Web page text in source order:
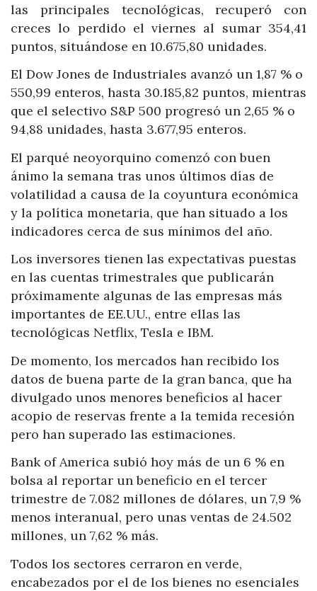
las principales tecnológicas, recuperó con
creces lo perdido el viernes al sumar 354,41
puntos, situándose en 10.675,80 unidades.
El Dow Jones de Industriales avanzó un 1,87 % o
550,99 enteros, hasta 30.185,82 puntos, mientras
que el selectivo S&P 500 progresó un 2,65 % o
94,88 unidades, hasta 3.677,95 enteros.
El parqué neoyorquino comenzó con buen
ánimo la semana tras unos últimos días de
volatilidad a causa de la coyuntura económica
y la política monetaria, que han situado a los
indicadores cerca de sus mínimos del año.
Los inversores tienen las expectativas puestas
en las cuentas trimestrales que publicarán
próximamente algunas de las empresas más
importantes de EE.UU., entre ellas las
tecnológicas Netflix, Tesla e IBM.
De momento, los mercados han recibido los
datos de buena parte de la gran banca, que ha
divulgado unos menores beneficios al hacer
acopio de reservas frente a la temida recesión
pero han superado las estimaciones.
Bank of America subió hoy más de un 6 % en
bolsa al reportar un beneficio en el tercer
trimestre de 7.082 millones de dólares, un 7,9 %
menos interanual, pero unas ventas de 24.502
millones, un 7,62 % más.
Todos los sectores cerraron en verde,
encabezados por el de los bienes no esenciales